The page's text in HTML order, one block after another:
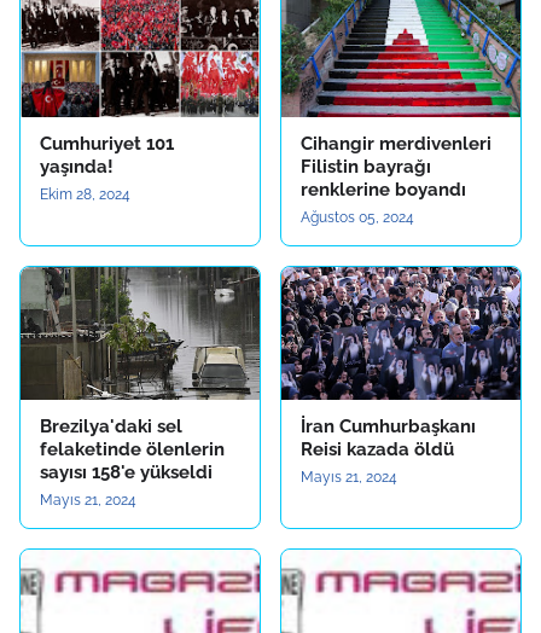
Cumhuriyet 101
yaşında!
Ekim 28, 2024
Cihangir merdivenleri
Filistin bayrağı
renklerine boyandı
Ağustos 05, 2024
Brezilya'daki sel
felaketinde ölenlerin
sayısı 158'e yükseldi
Mayıs 21, 2024
İran Cumhurbaşkanı
Reisi kazada öldü
Mayıs 21, 2024